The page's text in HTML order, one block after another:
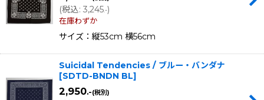
(税込: 3,245.-)
在庫わずか
サイズ：縦53cm 横56cm
Suicidal Tendencies / ブルー・バンダナ
[SDTD-BNDN BL]
2,950.-(税別)